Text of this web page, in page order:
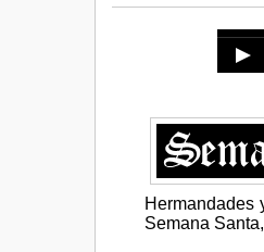
Hermandades
Semana